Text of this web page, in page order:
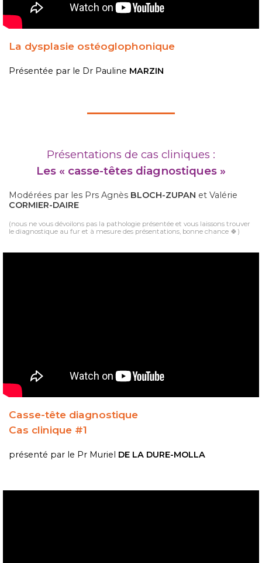
La dysplasie ostéoglophonique
Présentée par le Dr Pauline MARZIN
Présentations de cas cliniques :
Les « casse-têtes diagnostiques »
Modérées par les Prs Agnès BLOCH-ZUPAN et Valérie
CORMIER-DAIRE
(nous ne vous dévoilons pas la pathologie présentée et vous laissons trouver
le diagnostique au fur et à mesure des présentations, bonne chance 🍀)
Casse-tête diagnostique
Cas clinique #1
présenté par le Pr Muriel DE LA DURE-MOLLA